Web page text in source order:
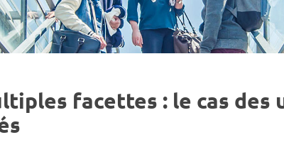
facettes : le cas des